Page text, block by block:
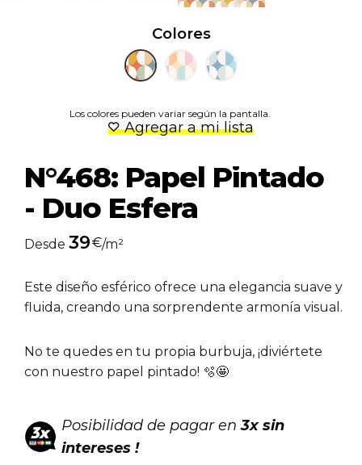
Colores
Los colores pueden variar según la pantalla.
Agregar a mi lista
N°468: Papel Pintado
- Duo Esfera
Desde 39€/m²
Este diseño esférico ofrece una elegancia suave y
fluida, creando una sorprendente armonía visual.
No te quedes en tu propia burbuja, ¡diviértete
con nuestro papel pintado! 🫧🤩
Posibilidad de pagar en3x sin
intereses !